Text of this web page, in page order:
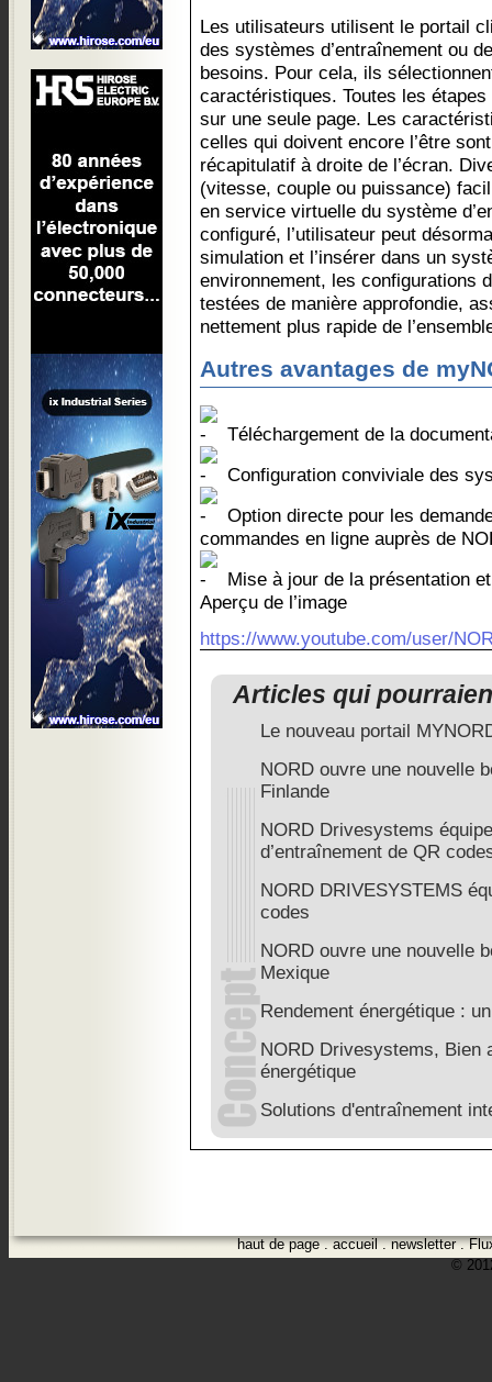
Les utilisateurs utilisent le portail
des systèmes d’entraînement ou
besoins. Pour cela, ils
caractéristiques. Toutes les
sur une seule page. Les
celles qui doivent encore l’être
récapitulatif à droite de l’écran.
(vitesse, couple ou puissance)
en service virtuelle du système
configuré, l’utilisateur peut
simulation et l’insérer dans un
environnement, les configurations
testées de manière approfondie,
nettement plus rapide de
Autres avantages de
Téléchargement de la
Configuration conviviale des
Option directe pour les
commandes en ligne auprès de
Mise à jour de la présentation
Aperçu de l’image
https://www.youtube.com/user/
Articles qui
Le nouveau portail
NORD ouvre une nouvelle
Finlande
NORD Drivesystems
d’entraînement de QR
NORD DRIVESYSTEMS
codes
NORD ouvre une nouvelle
Mexique
Rendement énergétique :
NORD Drivesystems, Bien
énergétique
Solutions d'entraînement
haut de page.accueil.newsletter.
©